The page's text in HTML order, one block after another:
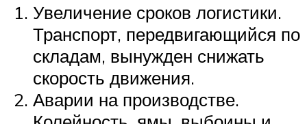
Увеличение сроков логистики.
Транспорт, передвигающийся по
складам, вынужден снижать
скорость движения.
Аварии на производстве.